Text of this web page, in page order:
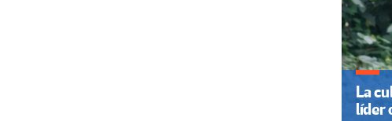
La
líder